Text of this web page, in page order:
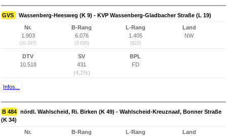
GVS Wassenberg-Heesweg (K 9) - KVP Wassenberg-Gladbacher Straße (L 19)
Nr.
1.903
(10.297)
B-Rang
6.076
(3.695)
L-Rang
1.405
(822)
Land
NW
DTV
10.518
SV
431
(4,1%)
BPL
FD
Infos...
B 484 nördl. Wahlscheid, Ri. Birken (K 49) - Wahlscheid-Kreuznaaf, Bonner Straße
(K 34)
Nr.
B-Rang
L-Rang
Land